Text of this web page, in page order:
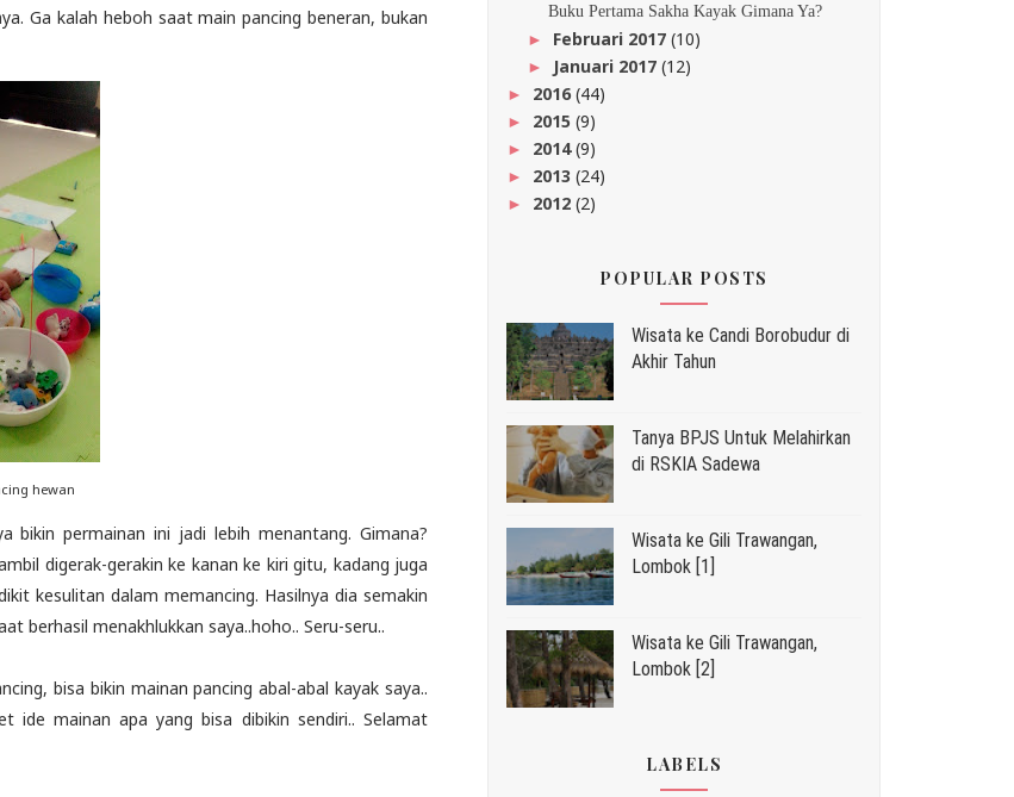
Ga kalah heboh saat main pancing beneran, bukan
hewan
bikin permainan ini jadi lebih menantang. Gimana?
digerak-gerakin ke kanan ke kiri gitu, kadang juga
kesulitan dalam memancing. Hasilnya dia semakin
berhasil menakhlukkan saya..hoho.. Seru-seru..
bisa bikin mainan pancing abal-abal kayak saya..
ide mainan apa yang bisa dibikin sendiri.. Selamat
Buku Pertama Sakha Kayak Gimana Ya?
► Februari 2017 (10)
► Januari 2017 (12)
► 2016(44)
► 2015 (9)
► 2014(9)
► 2013 (24)
► 2012 (2)
POPULAR POSTS
Wisata ke Candi Borobudur di
Akhir Tahun
Tanya BPJS Untuk Melahirkan
di RSKIA Sadewa
Wisata ke Gili Trawangan,
Lombok [1]
Wisata ke Gili Trawangan,
Lombok [2]
LABELS